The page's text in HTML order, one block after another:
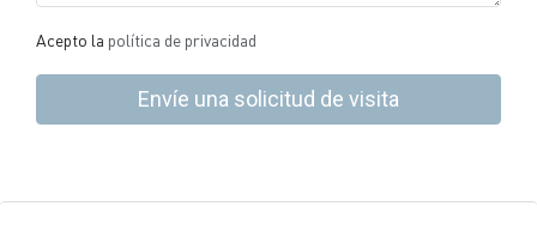
Acepto la política de privacidad
Envíe una solicitud de visita